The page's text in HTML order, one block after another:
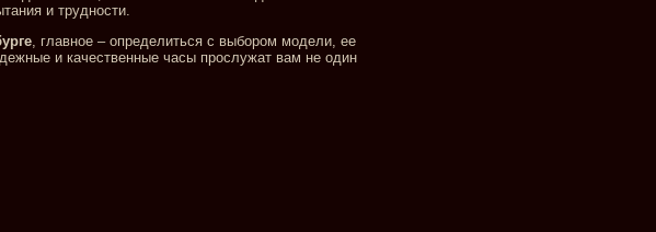
и трудности.
, главное – определиться с выбором модели, ее
и качественные часы прослужат вам не один